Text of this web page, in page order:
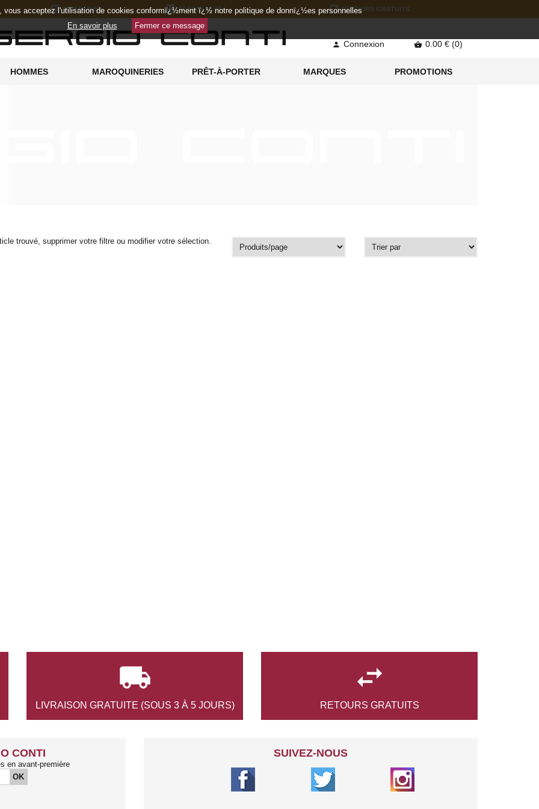
INSTAGRAM 07 52 05 36 97 RETOURS GRATUITS
 Connexion  0.00 € (0)
HOMMES MAROQUINERIES PRÊT-À-PORTER MARQUES PROMOTIONS
trouvé, supprimer votre filtre ou modifier votre sélection.

LIVRAISON GRATUITE (SOUS 3 À 5 JOURS)

RETOURS GRATUITS
CONTI
en avant-première
OK
SUIVEZ-NOUS
vous acceptez l'utilisation de cookies conformï¿½ment ï¿½ notre politique de donnï¿½es personnelles
En savoir plus
Fermer ce message